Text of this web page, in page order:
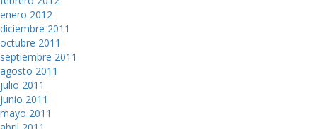
enero 2012
diciembre 2011
octubre 2011
septiembre 2011
agosto 2011
julio 2011
junio 2011
mayo 2011